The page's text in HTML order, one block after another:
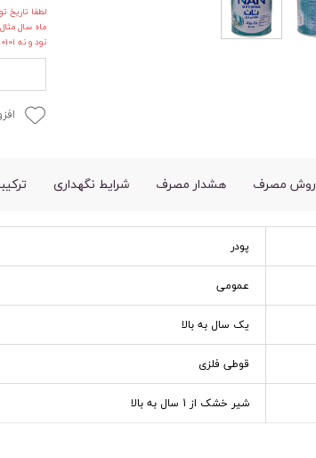
لطفا تاریخ
ماه سال
نود و نه 13990101
روش مصرف هشدار مصرف شرایط نگهداری
پودر
عمومی
یک سال به بالا
قوطی فلزی
شیر خشک از 1 سال به بالا